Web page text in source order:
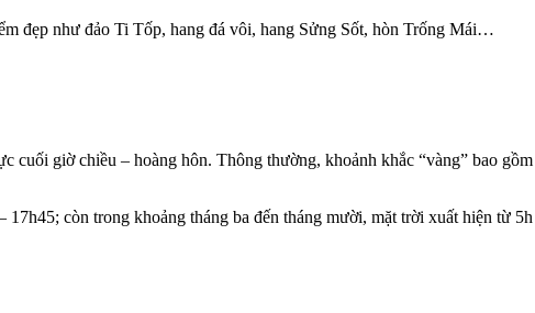
đẹp như đảo Ti Tốp, hang đá vôi, hang Sửng Sốt, hòn Trống Mái…
giờ chiều – hoàng hôn. Thông thường, khoảnh khắc “vàng” bao
còn trong khoảng tháng ba đến tháng mười, mặt trời xuất hiện từ